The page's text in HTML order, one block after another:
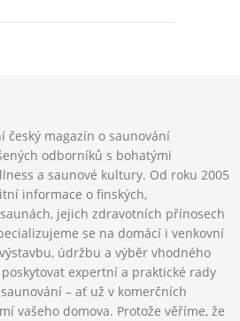
český magazín o saunování
odborníků s bohatými
a saunové kultury. Od roku 2005
informace o finských,
jejich zdravotních přínosech
se na domácí i venkovní
údržbu a výběr vhodného
expertní a praktické rady
– ať už v komerčních
vašeho domova. Protože věříme, že